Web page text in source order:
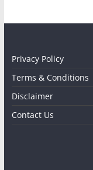
Privacy Policy
Terms & Conditions
Disclaimer
Contact Us